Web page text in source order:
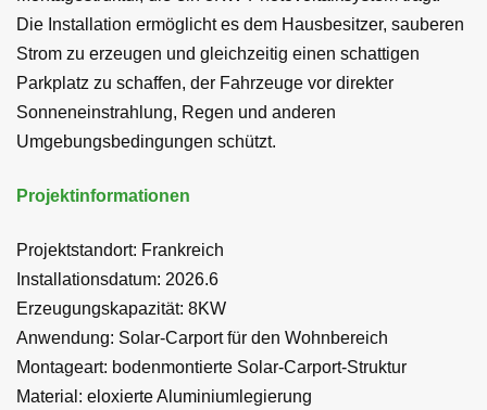
Die Installation ermöglicht es dem Hausbesitzer, sauberen
Strom zu erzeugen und gleichzeitig einen schattigen
Parkplatz zu schaffen, der Fahrzeuge vor direkter
Sonneneinstrahlung, Regen und anderen
Umgebungsbedingungen schützt.
Projektinformationen
Projektstandort: Frankreich
Installationsdatum: 2026.6
Erzeugungskapazität: 8KW
Anwendung: Solar-Carport für den Wohnbereich
Montageart: bodenmontierte Solar-Carport-Struktur
Material: eloxierte Aluminiumlegierung